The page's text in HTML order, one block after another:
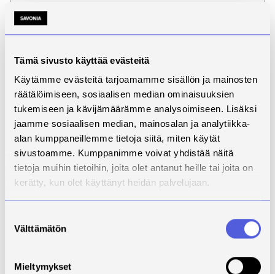
Tämä sivusto käyttää evästeitä
Käytämme evästeitä tarjoamamme sisällön ja mainosten
räätälöimiseen, sosiaalisen median ominaisuuksien
tukemiseen ja kävijämäärämme analysoimiseen. Lisäksi
jaamme sosiaalisen median, mainosalan ja analytiikka-
alan kumppaneillemme tietoja siitä, miten käytät
sivustoamme. Kumppanimme voivat yhdistää näitä
tietoja muihin tietoihin, joita olet antanut heille tai joita on
kerätty, kun olet käyttänyt heidän palvelujaan.
valinta
Välttämätön
Mieltymykset
Seuraava hakuaika ei vielä tiedossa.
Hyödynnä avoimen AMK:n
Matkailu- ja ravitsemisala